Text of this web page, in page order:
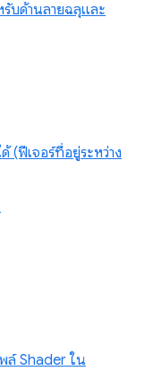
บด้านลายฉลุและ
(ฟีเจอร์ที่อยู่ระหว่าง
ล์ Shader ใน